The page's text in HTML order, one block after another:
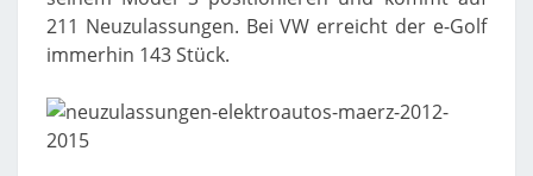
211 Neuzulassungen. Bei VW erreicht der e-Golf
immerhin 143 Stück.